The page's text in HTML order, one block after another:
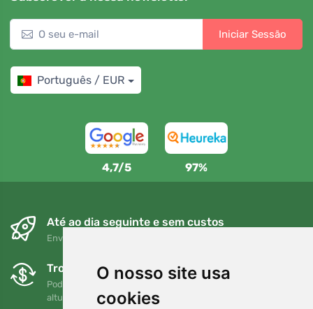
O nosso site usa
cookies
Iniciar Sessão
Português / EUR
4,7/5 97%
Até ao dia seguinte e sem custos
Envio gratuito para encomendas superiores a 80 EUR
Trocas e devoluções gratuitas
Pode devolver ou trocar a sua encomenda em qualquer
altura no prazo de 90 dias